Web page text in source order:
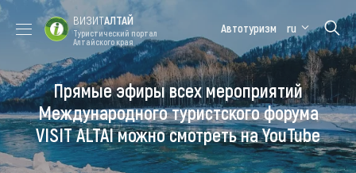
Форум VISIT
ALTAI
Цветение
маральника
Медицинский
форум
Алтайская
зимовка
Туры
ВИЗИТАЛТАЙ
Туристический портал
Алтайского края
Автотуризм ru
Прямые эфиры всех мероприятий
Международного туристского форума
VISIT ALTAI можно смотреть на YouTube